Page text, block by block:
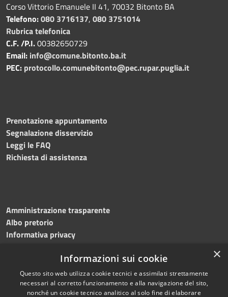
Corso Vittorio Emanuele II 41, 70032 Bitonto BA
Telefono:080 3716137, 080 3751014
Rubrica telefonica
C.F. /P.I.00382650729
Email: info@comune.bitonto.ba.it
PEC: protocollo.comunebitonto@pec.rupar.puglia.it
Prenotazione appuntamento
Segnalazione disservizio
Leggi le FAQ
Richiesta di assistenza
Amministrazione trasparente
Albo pretorio
Informativa privacy
Dichiarazione di accessibilità Meccanismo di feedback ×
Informazioni sui cookie
Questo sito web utilizza cookie tecnici e assimilati strettamente
necessari al corretto funzionamento e alla navigazione del sito,
nonché un cookie tecnico analitico al solo fine di elaborare